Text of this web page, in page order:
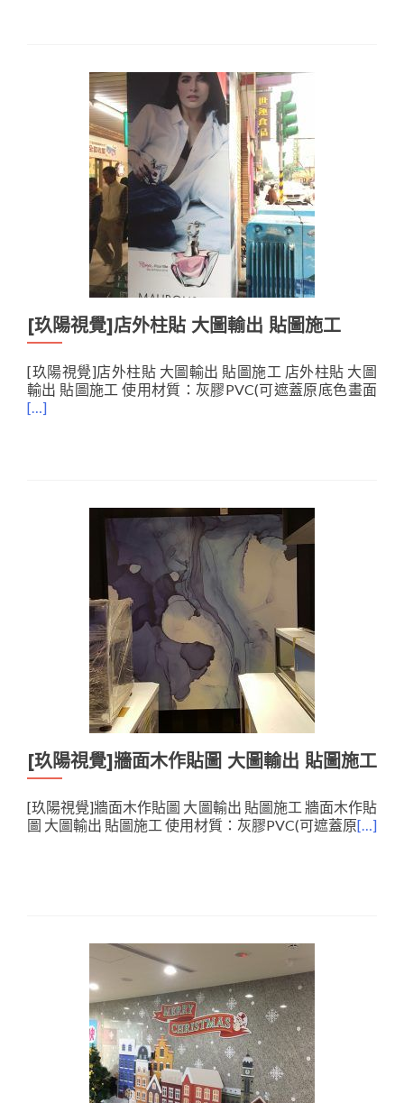
[玖陽視覺]店外柱貼 大圖輸出 貼圖施工
[玖陽視覺]店外柱貼 大圖輸出 貼圖施工 店外柱貼 大圖
輸出 貼圖施工 使用材質：灰膠PVC(可遮蓋原底色畫面
[…]
[玖陽視覺]牆面木作貼圖 大圖輸出 貼圖施工
[玖陽視覺]牆面木作貼圖 大圖輸出 貼圖施工 牆面木作貼
圖 大圖輸出 貼圖施工 使用材質：灰膠PVC(可遮蓋原[…]